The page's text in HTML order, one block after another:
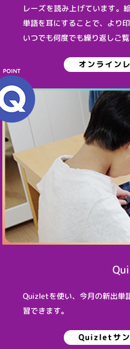
レーズを読み上げています。
単語を耳にすることで、より
いつでも何度でも繰り返しご覧
オンライン
Quizletを使い、今月の新出単
習できます。
Quizletサン